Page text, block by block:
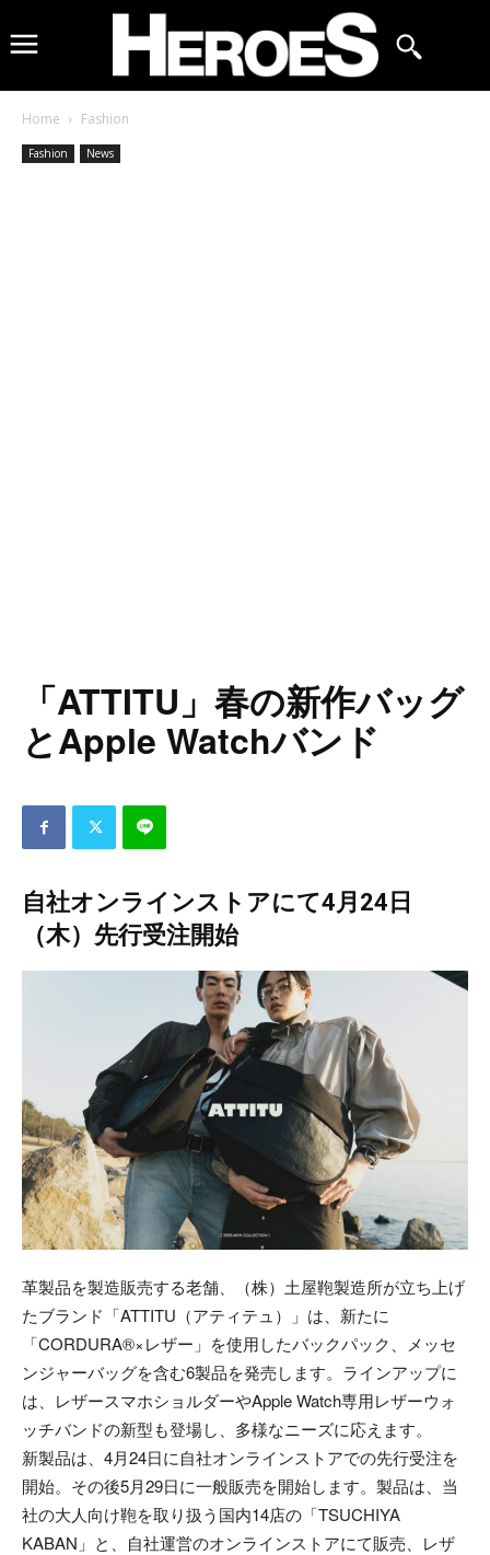
Home Fashion
Fashion News
「ATTITU」春の新作バッグ
とApple Watchバンド
自社オンラインストアにて4月24日
（木）先行受注開始
革製品を製造販売する老舗、（株）土屋鞄製造所が立ち上げ
たブランド「ATTITU（アティテュ）」は、新たに
「CORDURA®×レザー」を使用したバックパック、メッセ
ンジャーバッグを含む6製品を発売します。ラインアップに
は、レザースマホショルダーやApple Watch専用レザーウォ
ッチバンドの新型も登場し、多様なニーズに応えます。
新製品は、4月24日に自社オンラインストアでの先行受注を
開始。その後5月29日に一般販売を開始します。製品は、当
社の大人向け鞄を取り扱う国内14店の「TSUCHIYA
KABAN」と、自社運営のオンラインストアにて販売、レザ